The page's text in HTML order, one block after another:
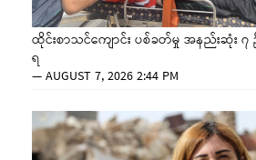
ထိုင်းစာသင်ကျောင်း ပစ်ခတ်မှု အနည်းဆုံး ၇
ရ
—AUGUST 7, 2026 2:44 PM